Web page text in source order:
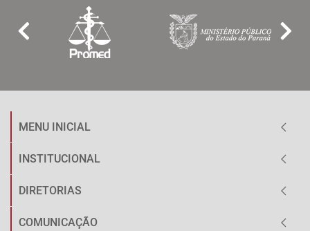
MENU INICIAL
INSTITUCIONAL
DIRETORIAS
COMUNICAÇÃO